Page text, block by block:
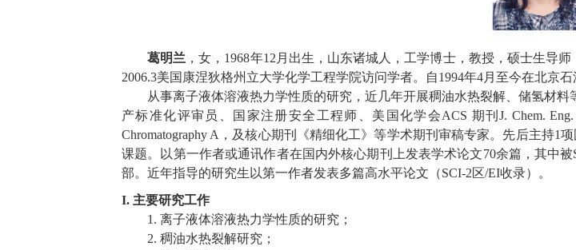
葛明兰 ，女， 1968年12 月出生，山东诸城人 ， 工学博士，教授，硕士生导师
2006.3美国康涅狄格州立大学化学工程学院访问学者。自1994年4月至今在北京
从事离子液体溶液热力学性质的研究，近几年开展稠油水热裂解、储氢材料
产标准化评审员、国家注册安全工程师、 美国化学会ACS 期刊J. Chem. Eng.
Chromatography A ， 及核心期刊《精细化工》等学术期刊审稿专家。 先后主持1项
课题。
以第一作者或通讯作者在国内外核心期刊上发表学术论文70余篇，其中被
部。 近年指导的研究生以第一作者发表多篇高水平论文（SCI-2区/EI收录）。
I. 主要研究工作
1. 离子液体溶液热力学性质的研究 ；
2. 稠油水热裂解研究 ；